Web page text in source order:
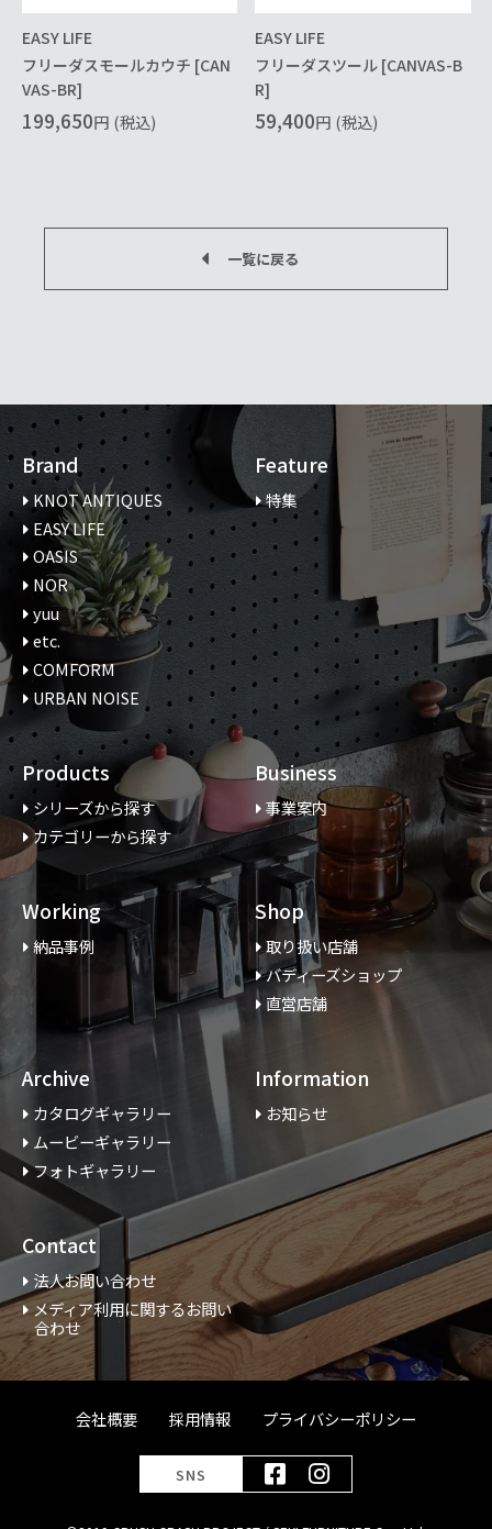
EASY LIFE
フリーダスモールカウチ [CAN
VAS-BR]
199,650円 (税込)
EASY LIFE
フリーダスツール [CANVAS-B
R]
59,400円 (税込)
一覧に戻る
Brand
KNOT ANTIQUES
EASY LIFE
OASIS
NOR
yuu
etc.
COMFORM
URBAN NOISE
Feature
特集
Products
シリーズから探す
カテゴリーから探す
Business
事業案内
Working
納品事例
Shop
取り扱い店舗
バディーズショップ
直営店舗
Archive
カタログギャラリー
ムービーギャラリー
フォトギャラリー
Information
お知らせ
Contact
法人お問い合わせ
メディア利用に関するお問い
合わせ
会社概要 採用情報 プライバシーポリシー
SNS